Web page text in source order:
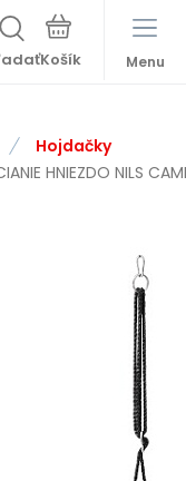
Menu
Hojdačky
HNIEZDO NILS